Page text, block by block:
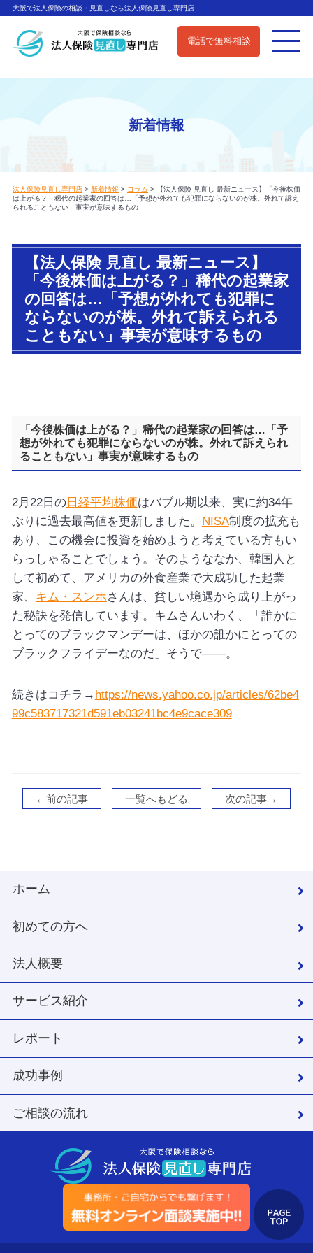
大阪で法人保険の相談・見直しなら法人保険見直し専門店
電話で無料相談
新着情報
法人保険見直し専門店> 新着情報 > コラム >
【法人保険 見直し 最新ニュース】「今後株価
は上がる？」稀代の起業家の回答は…「予想が外れても犯罪にならないのが株。外れて訴え
られることもない」事実が意味するもの
【法人保険 見直し 最新ニュース】
「今後株価は上がる？」稀代の起業家
の回答は…「予想が外れても犯罪に
ならないのが株。外れて訴えられる
こともない」事実が意味するもの
「今後株価は上がる？」稀代の起業家の回答は…「予
想が外れても犯罪にならないのが株。外れて訴えられ
ることもない」事実が意味するもの
2月22日の日経平均株価はバブル期以来、実に約34年
ぶりに過去最高値を更新しました。
NISA制度の拡充も
あり、この機会に投資を始めようと考えている方もい
らっしゃることでしょう。そのようななか、韓国人と
して初めて、アメリカの外食産業で大成功した起業
家、 キム・スンホさんは、貧しい境遇から成り上がっ
た秘訣を発信しています。キムさんいわく、「誰かに
とってのブラックマンデーは、ほかの誰かにとっての
ブラックフライデーなのだ」そうで――。
続きはコチラ→ https://news.yahoo.co.jp/articles/62be4
99c583717321d591eb03241bc4e9cace309
←前の記事 一覧へもどる 次の記事→
ホーム
初めての方へ
法人概要
サービス紹介
レポート
成功事例
ご相談の流れ